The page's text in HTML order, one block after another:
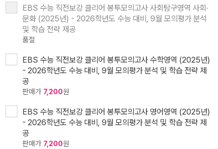
EBS 수능 직전보강 클리어 봉투모의고사 사회탐구영역 사회·
문화 (2025년) - 2026학년도 수능 대비, 9월 모의평가 분석
및 학습 전략 제공
품절
EBS 수능 직전보강 클리어 봉투모의고사 수학영역 (2025년)
- 2026학년도 수능 대비, 9월 모의평가 분석 및 학습 전략 제
공
판매가 7,200원
EBS 수능 직전보강 클리어 봉투모의고사 영어영역 (2025년)
- 2026학년도 수능 대비, 9월 모의평가 분석 및 학습 전략 제
공
판매가 7,200원